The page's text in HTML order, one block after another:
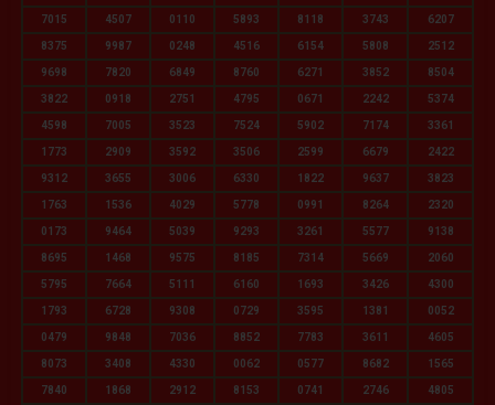
7015 4507 0110 5893 8118 3743 6207
8375 9987 0248 4516 6154 5808 2512
9698 7820 6849 8760 6271 3852 8504
3822 0918 2751 4795 0671 2242 5374
4598 7005 3523 7524 5902 7174 3361
1773 2909 3592 3506 2599 6679 2422
9312 3655 3006 6330 1822 9637 3823
1763 1536 4029 5778 0991 8264 2320
0173 9464 5039 9293 3261 5577 9138
8695 1468 9575 8185 7314 5669 2060
5795 7664 5111 6160 1693 3426 4300
1793 6728 9308 0729 3595 1381 0052
0479 9848 7036 8852 7783 3611 4605
8073 3408 4330 0062 0577 8682 1565
7840 1868 2912 8153 0741 2746 4805